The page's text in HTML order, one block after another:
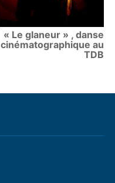
« Le glaneur » , danse
cinématographique au
TDB